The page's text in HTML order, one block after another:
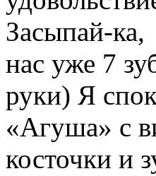
Засыпай-
нас уже 7
руки) Я
«Агуша» с
косточки и